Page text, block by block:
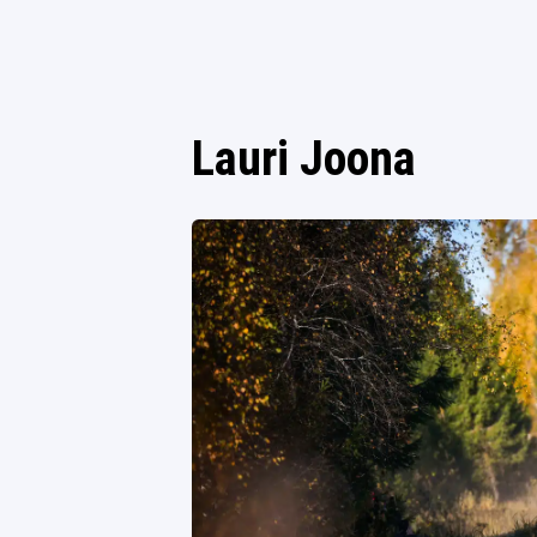
Lauri Joona